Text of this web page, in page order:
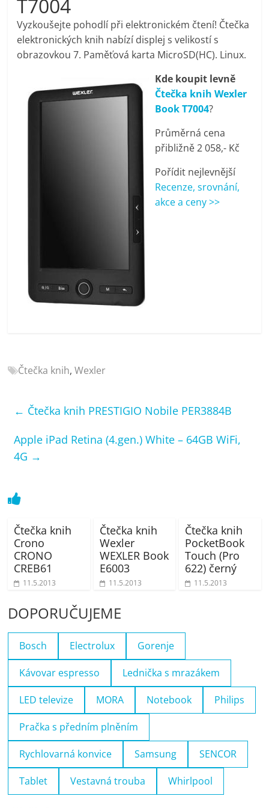
pračky,
televize,
notebooky,
kávovary,
Elektro
notebooky,
mobilní
kávovary,
T7004
Vyzkoušejte pohodlí při elektronickém čtení! Čtečka
elektronických knih nabízí displej s velikostí s
obrazovkou 7. Paměťová karta MicroSD(HC). Linux.
Kde koupit levně
Čtečka knih Wexler
Book T7004?
Průměrná cena
přibližně 2 058,- Kč
Pořídit nejlevnější
Recenze, srovnání,
akce a ceny >>
Čtečka knih,Wexler
← Čtečka knih PRESTIGIO Nobile PER3884B
Apple iPad Retina (4.gen.) White – 64GB WiFi,
4G →
Čtečka knih
Crono
CRONO
CREB61
11.5.2013
Čtečka knih
Wexler
WEXLER Book
E6003
11.5.2013
Čtečka knih
PocketBook
Touch (Pro
622) černý
11.5.2013
DOPORUČUJEME
Bosch Electrolux Gorenje
Kávovar espresso Lednička s mrazákem
LED televize MORA Notebook Philips
Pračka s předním plněním
Rychlovarná konvice Samsung SENCOR
Tablet Vestavná trouba Whirlpool